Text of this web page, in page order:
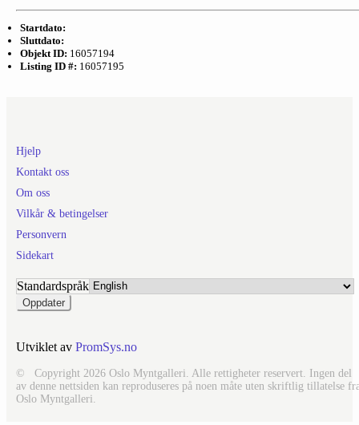
Startdato:
Sluttdato:
Objekt ID: 16057194
Listing ID #: 16057195
Hjelp
Kontakt oss
Om oss
Vilkår & betingelser
Personvern
Sidekart
Standardspråk
Utviklet av PromSys.no
© Copyright 2026 Oslo Myntgalleri. Alle rettigheter reservert. Ingen del
av denne nettsiden kan reproduseres på noen måte uten skriftlig tillatelse
Oslo Myntgalleri.